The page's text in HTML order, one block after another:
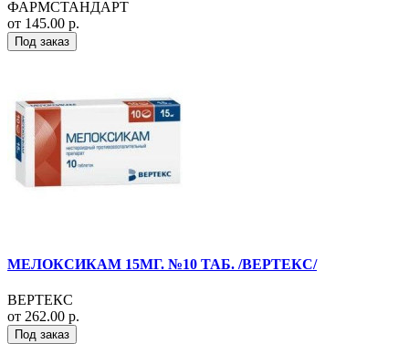
ФАРМСТАНДАРТ
от 145.00 р.
Под заказ
МЕЛОКСИКАМ 15МГ. №10 ТАБ. /ВЕРТЕКС/
ВЕРТЕКС
от 262.00 р.
Под заказ